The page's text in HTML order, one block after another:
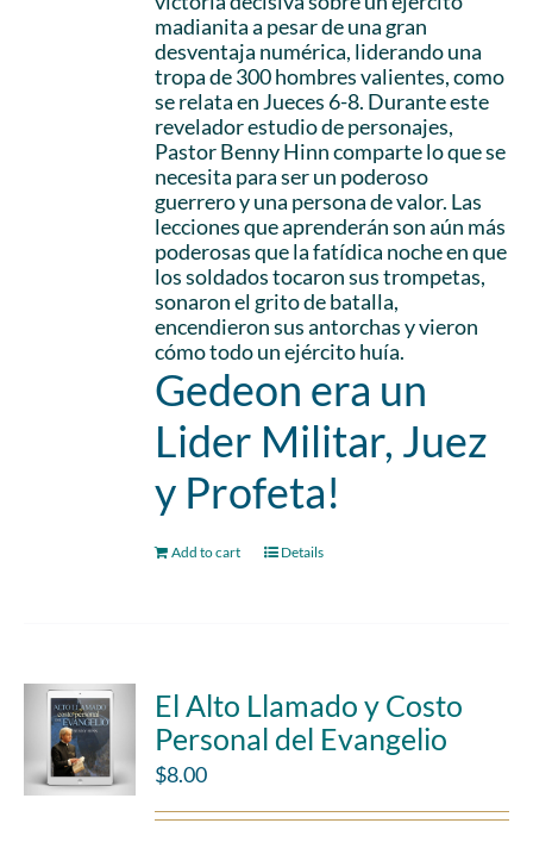
madianita a pesar de una gran
desventaja numérica, liderando una
tropa de 300 hombres valientes, como
se relata en Jueces 6-8. Durante este
revelador estudio de personajes,
Pastor Benny Hinn comparte lo que se
necesita para ser un poderoso
guerrero y una persona de valor. Las
lecciones que aprenderán son aún más
poderosas que la fatídica noche en que
los soldados tocaron sus trompetas,
sonaron el grito de batalla,
encendieron sus antorchas y vieron
cómo todo un ejército huía.
Gedeon era un
Lider Militar, Juez
y Profeta!
Add to cart Details
El Alto Llamado y Costo
Personal del Evangelio
$8.00